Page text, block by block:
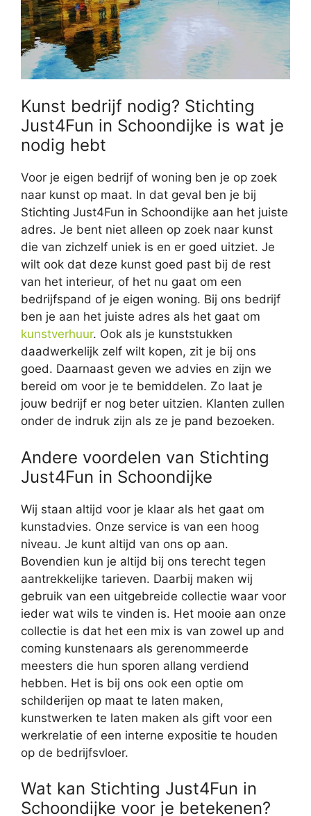
Kunst bedrijf nodig? Stichting
Just4Fun in Schoondijke is wat je
nodig hebt
Voor je eigen bedrijf of woning ben je op zoek
naar kunst op maat. In dat geval ben je bij
Stichting Just4Fun in Schoondijke aan het juiste
adres. Je bent niet alleen op zoek naar kunst
die van zichzelf uniek is en er goed uitziet. Je
wilt ook dat deze kunst goed past bij de rest
van het interieur, of het nu gaat om een
bedrijfspand of je eigen woning. Bij ons bedrijf
ben je aan het juiste adres als het gaat om
kunstverhuur. Ook als je kunststukken
daadwerkelijk zelf wilt kopen, zit je bij ons
goed. Daarnaast geven we advies en zijn we
bereid om voor je te bemiddelen. Zo laat je
jouw bedrijf er nog beter uitzien. Klanten zullen
onder de indruk zijn als ze je pand bezoeken.
Andere voordelen van Stichting
Just4Fun in Schoondijke
Wij staan altijd voor je klaar als het gaat om
kunstadvies. Onze service is van een hoog
niveau. Je kunt altijd van ons op aan.
Bovendien kun je altijd bij ons terecht tegen
aantrekkelijke tarieven. Daarbij maken wij
gebruik van een uitgebreide collectie waar voor
ieder wat wils te vinden is. Het mooie aan onze
collectie is dat het een mix is van zowel up and
coming kunstenaars als gerenommeerde
meesters die hun sporen allang verdiend
hebben. Het is bij ons ook een optie om
schilderijen op maat te laten maken,
kunstwerken te laten maken als gift voor een
werkrelatie of een interne expositie te houden
op de bedrijfsvloer.
Wat kan Stichting Just4Fun in
Schoondijke voor je betekenen?